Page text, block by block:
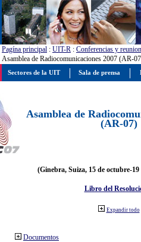
Pagína principal : UIT-R : Conferencias y
Asamblea de Radiocomunicaciones 2007 (AR-
Asamblea de
(AR-07)
(Ginebra, Suiza, 15 de octubre-19
Libro del
Expandir todo
Documentos
Sectores de la UIT Sala de prensa